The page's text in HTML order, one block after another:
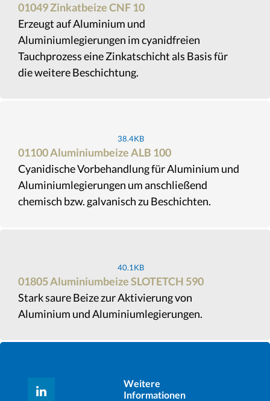
01049 Zinkatbeize CNF 10
Erzeugt auf Aluminium und
Aluminiumlegierungen im cyanidfreien
Tauchprozess eine Zinkatschicht als Basis für
die weitere Beschichtung.
38.4KB
01100 Aluminiumbeize ALB 100
Cyanidische Vorbehandlung für Aluminium und
Aluminiumlegierungen um anschließend
chemisch bzw. galvanisch zu Beschichten.
40.1KB
01805 Aluminiumbeize SLOTETCH 590
Stark saure Beize zur Aktivierung von
Aluminium und Aluminiumlegierungen.
Weitere
Informationen